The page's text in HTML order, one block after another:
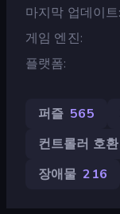
마지막 업데이트
게임 엔진
플랫폼
퍼즐 565
컨트롤러 호환
장애물 216